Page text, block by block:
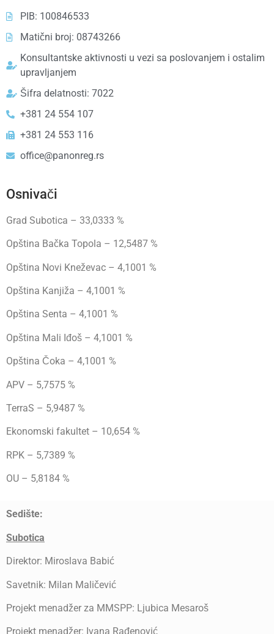
PIB: 100846533
Matični broj: 08743266
Konsultantske aktivnosti u vezi sa poslovanjem i ostalim
upravljanjem
Šifra delatnosti: 7022
+381 24 554 107
+381 24 553 116
office@panonreg.rs
Osnivači
Grad Subotica – 33,0333 %
Opština Bačka Topola – 12,5487 %
Opština Novi Kneževac – 4,1001 %
Opština Kanjiža – 4,1001 %
Opština Senta – 4,1001 %
Opština Mali Iđoš – 4,1001 %
Opština Čoka – 4,1001 %
APV – 5,7575 %
TerraS – 5,9487 %
Ekonomski fakultet – 10,654 %
RPK – 5,7389 %
OU – 5,8184 %
Sedište:
Subotica
Direktor: Miroslava Babić
Savetnik: Milan Maličević
Projekt menadžer za MMSPP: Ljubica Mesaroš
Projekt menadžer: Ivana Rađenović